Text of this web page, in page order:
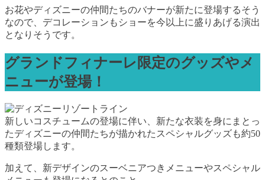
お花やディズニーの仲間たちのバナーが新たに登場するそう
なので、デコレーションもショーを今以上に盛りあげる演出
となりそうです。
グランドフィナーレ限定のグッズやメ
ニューが登場！
新しいコスチュームの登場に伴い、新たな衣装を身にまとっ
たディズニーの仲間たちが描かれたスペシャルグッズも約50
種類登場します。
加えて、新デザインのスーベニアつきメニューやスペシャル